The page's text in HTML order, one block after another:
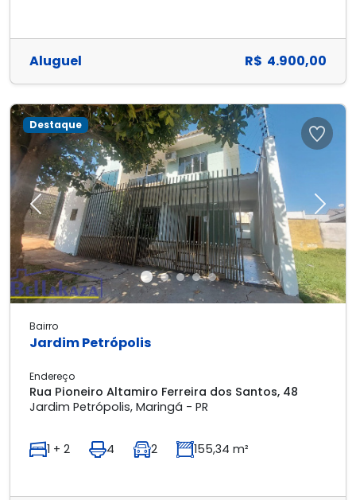
Aluguel R$ 4.900,00
Previous Next
Destaque
Bairro
Jardim Petrópolis
Endereço
Rua Pioneiro Altamiro Ferreira dos Santos, 48
Jardim Petrópolis, Maringá - PR
1 + 2 4 2 155,34 m²